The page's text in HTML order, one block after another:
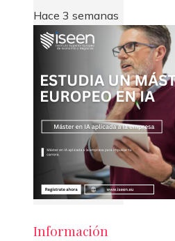
Hace 3 semanas
Información